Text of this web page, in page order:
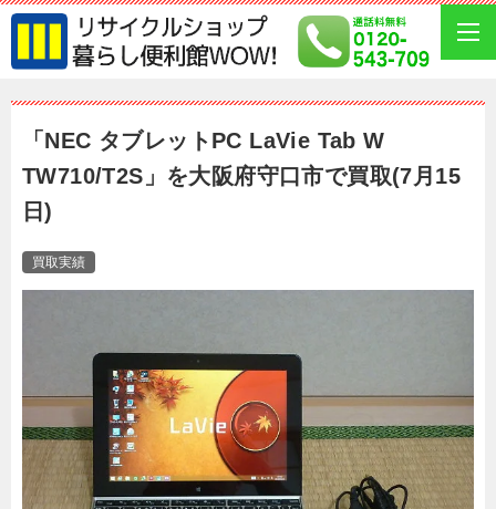
「NEC タブレットPC LaVie Tab W
TW710/T2S」を大阪府守口市で買取(7月15
日)
買取実績